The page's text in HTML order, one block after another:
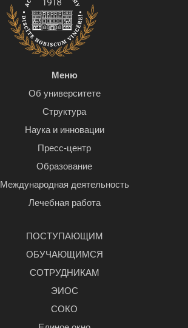
Меню
Об университете
Структура
Наука и инновации
Пресс-центр
Образование
Международная деятельность
Лечебная работа
ПОСТУПАЮЩИМ
ОБУЧАЮЩИМСЯ
СОТРУДНИКАМ
ЭИОС
СОКО